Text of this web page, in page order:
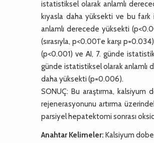
istatistiksel olarak anlamlı
kıyasla daha yüksekti ve bu fark
anlamlı derecede yüksekti
(sırasıyla, p<0.001'e karşı
(p<0.001) ve AI, 7. günde
günde istatistiksel olarak anlamlı
daha yüksekti (p=0.006).
SONUÇ: Bu araştırma, kalsiyum
rejenerasyonunu artırma
parsiyel hepatektomi sonrası
Anahtar Kelimeler: Kalsiyum